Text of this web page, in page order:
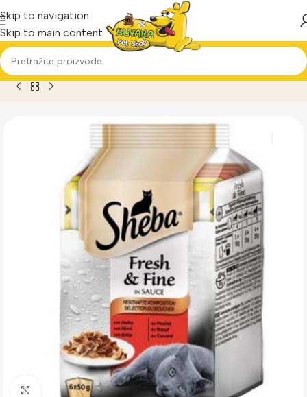
Skip to navigation
Skip to main content
Home Proizvod Sheba Fresh & Fine Multipack za mačke
Klik za uvećanje